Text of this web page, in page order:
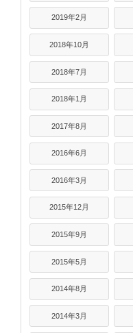
2019年2月
2018年10月
2018年7月
2018年1月
2017年8月
2016年6月
2016年3月
2015年12月
2015年9月
2015年5月
2014年8月
2014年3月